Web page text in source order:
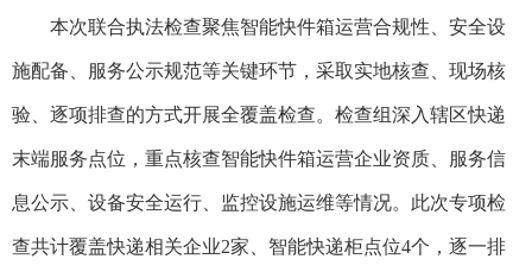
本次联合执法检查聚焦智能快件箱运营合规性、安全设
施配备、服务公示规范等关键环节，采取实地核查、现场核
验、逐项排查的方式开展全覆盖检查。检查组深入辖区快递
末端服务点位，重点核查智能快件箱运营企业资质、服务信
息公示、设备安全运行、监控设施运维等情况。此次专项检
查共计覆盖快递相关企业2家、智能快递柜点位4个，逐一排